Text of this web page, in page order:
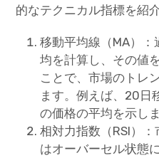
的なテクニカル指標を紹
移動平均線（MA）
均を計算し、その値
ことで、市場のトレ
ます。例えば、20日
の価格の平均を示しま
相対力指数（RSI）
はオーバーセル状態